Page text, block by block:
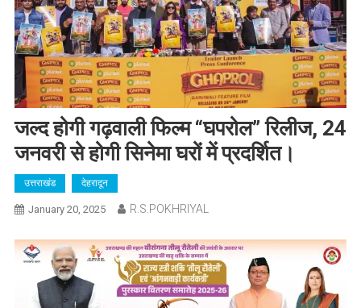
जल्द होगी गढ़वाली फिल्म “घपरोल” रिलीज, 24
जनवरी से होगी सिनेमा घरों में प्रदर्शित।
उत्तराखंड देहरादून
January 20, 2025 R.S.POKHRIYAL